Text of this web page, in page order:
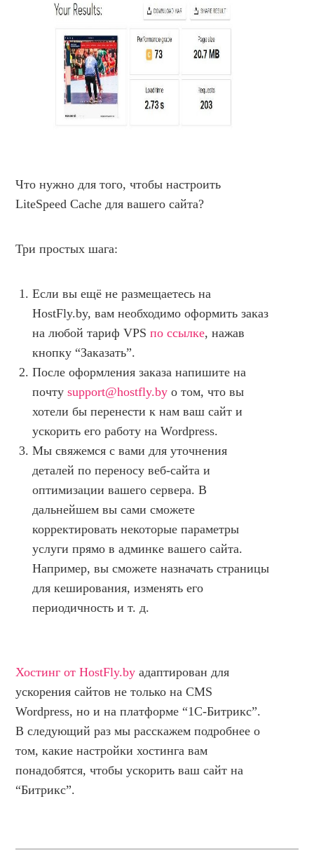
Что нужно для того, чтобы настроить
LiteSpeed Cache для вашего сайта?
Три простых шага:
Если вы ещё не размещаетесь на
HostFly.by, вам необходимо оформить заказ
на любой тариф VPSпо ссылке, нажав
кнопку “Заказать”.
После оформления заказа напишите на
почтуsupport@hostfly.by о том, что вы
хотели бы перенести к нам ваш сайт и
ускорить его работу на Wordpress.
Мы свяжемся с вами для уточнения
деталей по переносу веб-сайта и
оптимизации вашего сервера. В
дальнейшем вы сами сможете
корректировать некоторые параметры
услуги прямо в админке вашего сайта.
Например, вы сможете назначать страницы
для кеширования, изменять его
периодичность и т. д.
Хостинг от HostFly.by адаптирован для
ускорения сайтов не только на CMS
Wordpress, но и на платформе “1С-Битрикс”.
В следующий раз мы расскажем подробнее о
том, какие настройки хостинга вам
понадобятся, чтобы ускорить ваш сайт на
“Битрикс”.